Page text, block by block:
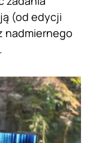
(od edycji
nadmiernego